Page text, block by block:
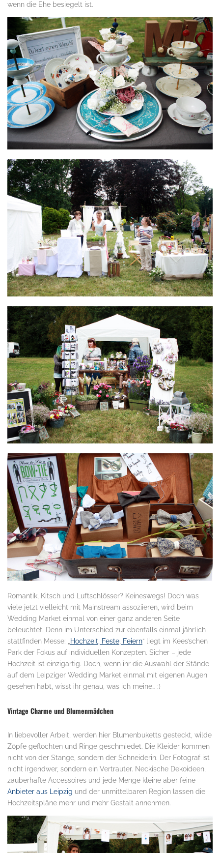
wenn die Ehe besiegelt ist.
Romantik, Kitsch und Luftschlösser? Keineswegs! Doch was
viele jetzt vielleicht mit Mainstream assoziieren, wird beim
Wedding Market einmal von einer ganz anderen Seite
beleuchtet. Denn im Unterschied zur ebenfalls einmal jährlich
stattfinden Messe: „
Hochzeit, Feste, Feiern“ liegt im Kees’schen
Park der Fokus auf individuellen Konzepten. Sicher – jede
Hochzeit ist einzigartig. Doch, wenn ihr die Auswahl der Stände
auf dem Leipziger Wedding Market einmal mit eigenen Augen
gesehen habt, wisst ihr genau, was ich meine… ;)
Vintage Charme und Blumenmädchen
In liebevoller Arbeit, werden hier Blumenbuketts gesteckt, wilde
Zöpfe geflochten und Ringe geschmiedet. Die Kleider kommen
nicht von der Stange, sondern der Schneiderin. Der Fotograf ist
nicht irgendwer, sondern ein Vertrauter. Neckische Dekoideen,
zauberhafte Accessoires und jede Menge kleine aber feine
Anbieter aus Leipzig und der unmittelbaren Region lassen die
Hochzeitspläne mehr und mehr Gestalt annehmen.